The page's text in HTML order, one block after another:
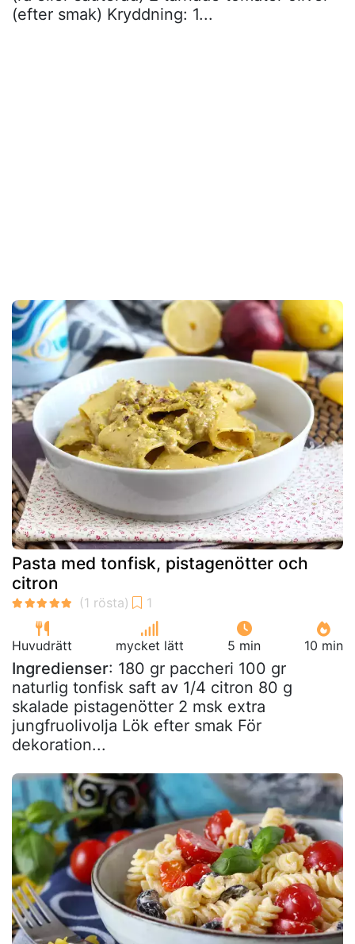
(efter smak) Kryddning: 1...
Pasta med tonfisk, pistagenötter och
citron
Huvudrätt mycket lätt 5 min 10 min
Ingredienser: 180 gr paccheri 100 gr
naturlig tonfisk saft av 1/4 citron 80 g
skalade pistagenötter 2 msk extra
jungfruolivolja Lök efter smak För
dekoration...